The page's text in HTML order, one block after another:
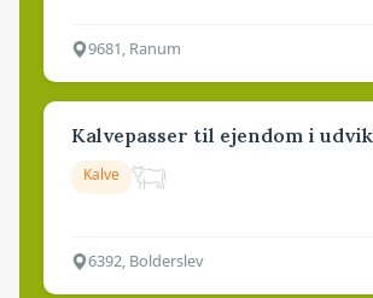
9681, Ranum
Kalvepasser til ejendom i
Kalve
6392, Bolderslev